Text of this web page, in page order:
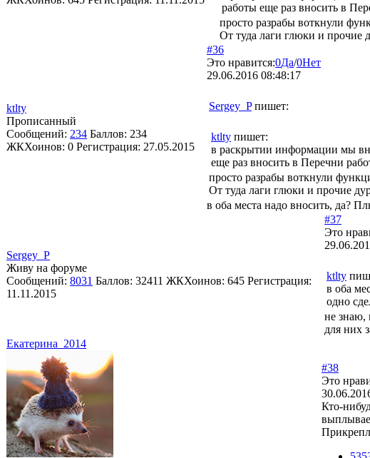
работы еще раз вносить в
просто разрабы воткнули
От туда лаги глюки и прочие
ktlty
Прописанный
Сообщений: 234 Баллов: 234
ЖКХоинов: 0 Регистрация: 27.05.2015
#36
Это нравится:0Да/0Нет
29.06.2016 08:48:17
Sergey_Pпишет:
ktlty пишет:
в раскрытии информации мы
еще раз вносить в Перечни
просто разрабы воткнули
От туда лаги глюки и прочие
в оба места надо вносить, да?
Sergey_P
Живу на форуме
Сообщений: 8031 Баллов: 32411 ЖКХоинов: 645 Регистрация:
11.11.2015
#37
Это
ktlty
в оба
одно
не знаю,
для них
Екатерина_2014
#38
Это
Кто-